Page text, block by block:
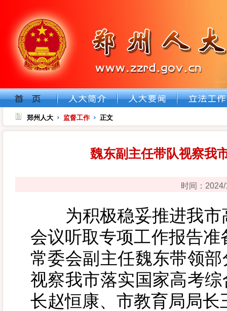
郑州人大 监督工作 正文
魏东副主任带队视察我
时间：
为积极稳妥推进我市
会议听取专项工作报告
常委会副主任魏东带领
视察我市落实国家高考
长赵恒康、市教育局局长